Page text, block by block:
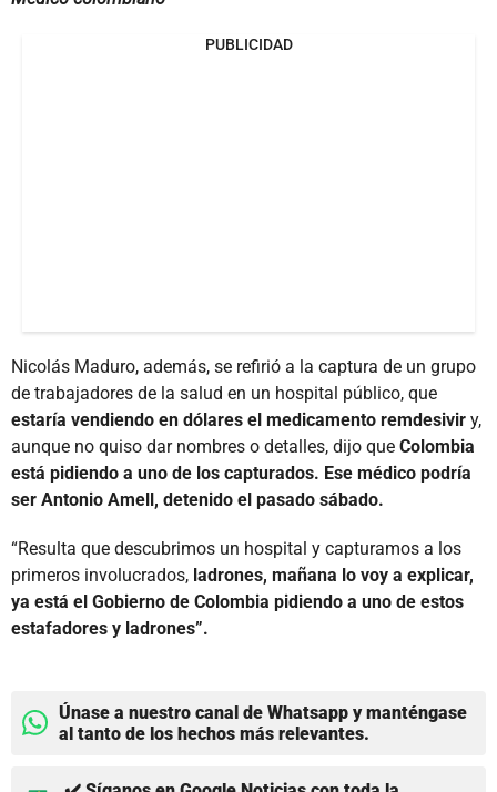
PUBLICIDAD
Nicolás Maduro, además, se refirió a la captura de un grupo
de trabajadores de la salud en un hospital público, que
estaría vendiendo en dólares el medicamento remdesivir y,
aunque no quiso dar nombres o detalles, dijo que Colombia
está pidiendo a uno de los capturados. Ese médico podría
ser Antonio Amell, detenido el pasado sábado.
“Resulta que descubrimos un hospital y capturamos a los
primeros involucrados, ladrones, mañana lo voy a explicar,
ya está el Gobierno de Colombia pidiendo a uno de estos
estafadores y ladrones”.
Únase a nuestro canal de Whatsapp y manténgase
al tanto de los hechos más relevantes.